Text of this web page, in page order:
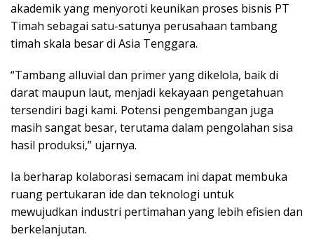
akademik yang menyoroti keunikan proses bisnis PT
Timah sebagai satu-satunya perusahaan tambang
timah skala besar di Asia Tenggara.
“Tambang alluvial dan primer yang dikelola, baik di
darat maupun laut, menjadi kekayaan pengetahuan
tersendiri bagi kami. Potensi pengembangan juga
masih sangat besar, terutama dalam pengolahan sisa
hasil produksi,” ujarnya.
Ia berharap kolaborasi semacam ini dapat membuka
ruang pertukaran ide dan teknologi untuk
mewujudkan industri pertimahan yang lebih efisien dan
berkelanjutan.